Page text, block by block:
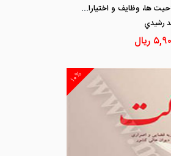
مراجع شبه قضایی «صلاحیت ها، وظایف و اختیارات»
رشيدي
ریال
۱۰%